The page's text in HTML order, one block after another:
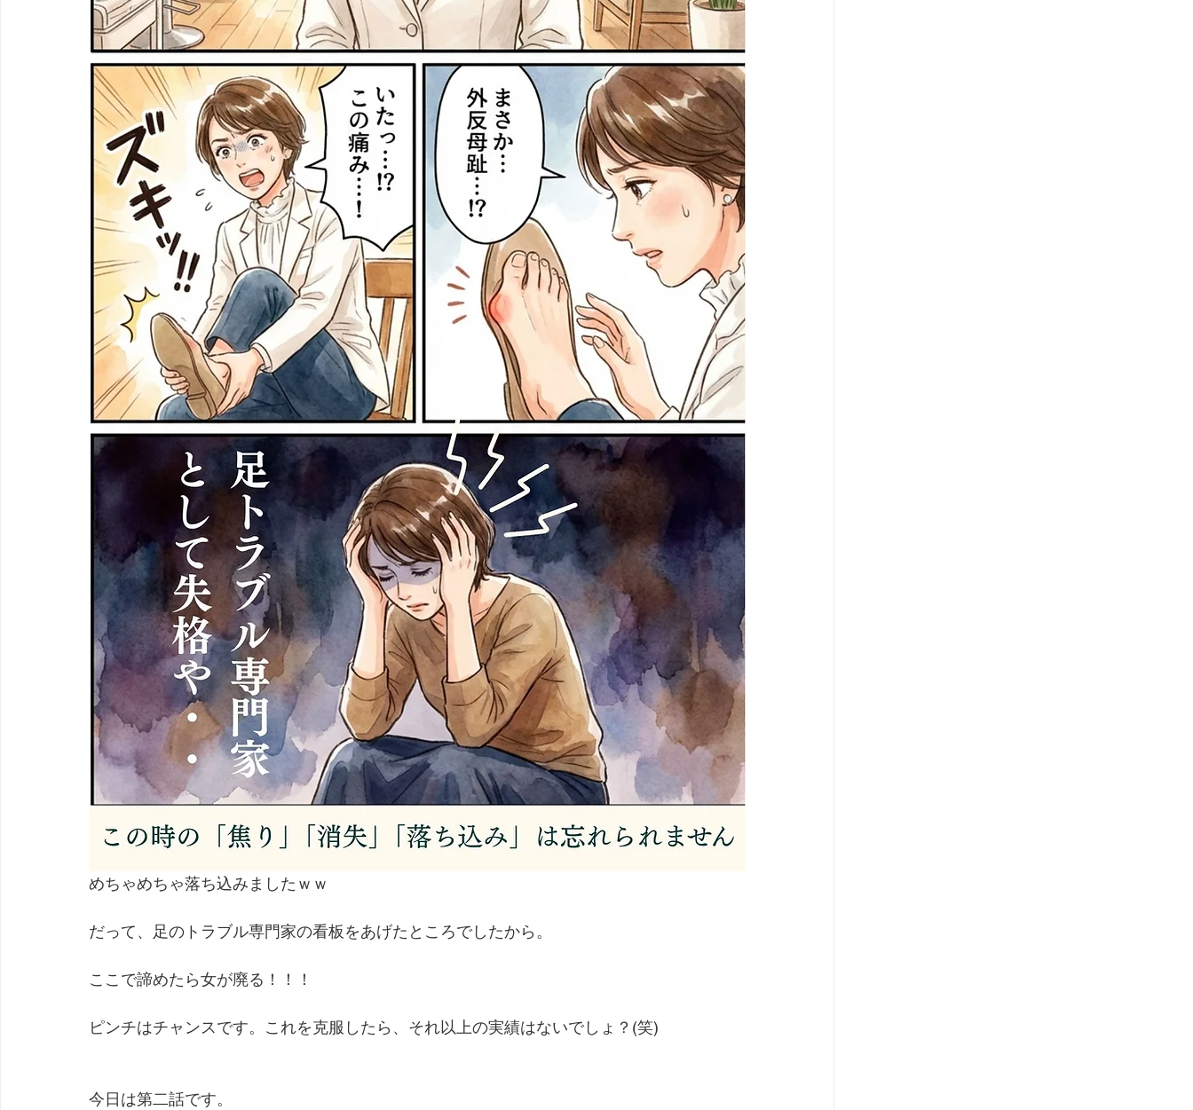
めちゃめちゃ落ち込みましたｗｗ
だって、足のトラブル専門家の看板をあげたところでしたから。
ここで諦めたら女が廃る！！！
ピンチはチャンスです。これを克服したら、それ以上の実績はないでしょ？(笑)
今日は第二話です。